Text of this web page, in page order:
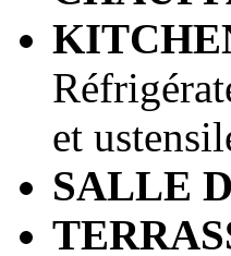
et
SALLE